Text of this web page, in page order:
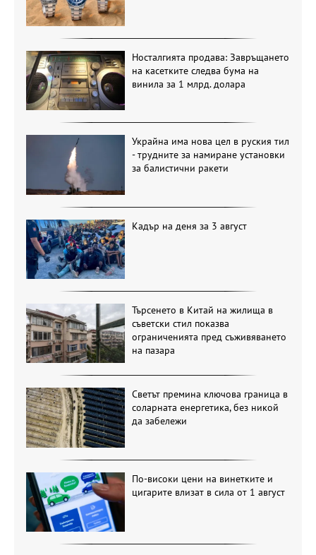
Носталгията продава: Завръщането
на касетките следва бума на
винила за 1 млрд. долара
Украйна има нова цел в руския тил
- трудните за намиране установки
за балистични ракети
Кадър на деня за 3 август
Търсенето в Китай на жилища в
съветски стил показва
ограниченията пред съживяването
на пазара
Светът премина ключова граница в
соларната енергетика, без никой
да забележи
По-високи цени на винетките и
цигарите влизат в сила от 1 август